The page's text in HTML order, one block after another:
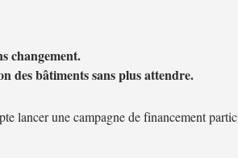
changement.
des bâtiments sans plus attendre.
lancer une campagne de financement